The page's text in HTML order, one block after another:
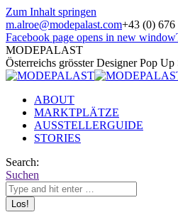
Zum Inhalt springen
m.alroe@modepalast.com+43 (0) 676
Facebook page opens in new window
MODEPALAST
Österreichs grösster Designer Pop Up
ABOUT
MARKTPLÄTZE
AUSSTELLERGUIDE
STORIES
Search:
Suchen